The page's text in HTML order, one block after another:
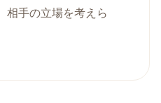
相手の立場を考えら